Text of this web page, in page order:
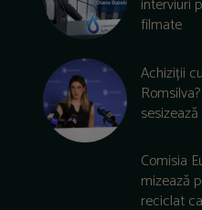
interviuri
filmate
Achiziții
Comisia
mizează
reciclat